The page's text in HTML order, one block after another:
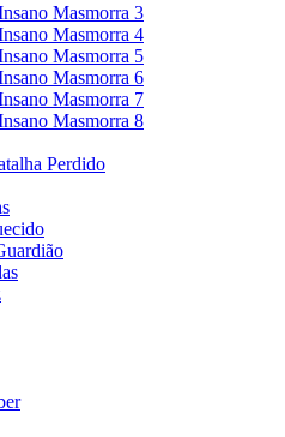
Masmorra 3
Masmorra 4
Masmorra 5
Masmorra 6
Masmorra 7
Masmorra 8
Perdido